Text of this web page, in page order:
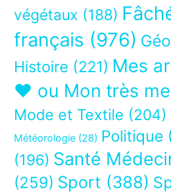
végétaux (188)
français (976)
Histoire (221) Mes
❤ ou Mon très
Mode et Textile (204)
Météorologie (28) Politique
(196) Santé
(259) Sport (388)